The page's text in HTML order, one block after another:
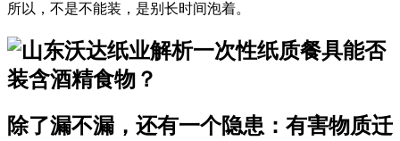
所以，不是不能装，是别 长时间泡着。
除了漏不漏，还有一个隐患：有害物质迁